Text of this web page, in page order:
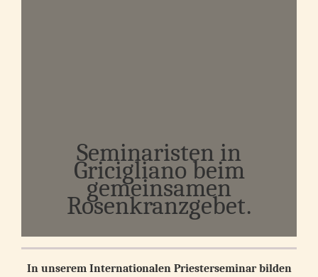
Seminaristen in
Gricigliano beim
gemeinsamen
Rosenkranzgebet.
In unserem Internationalen Priesterseminar bilden